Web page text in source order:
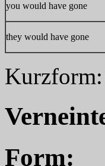
you would have gone
they would have gone
Kurzform:
Form: